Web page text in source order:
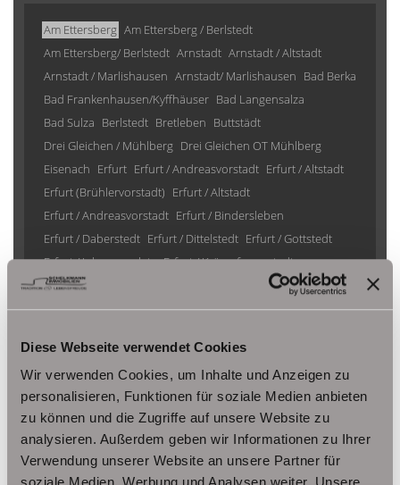
Diese Webseite verwendet Cookies
Wir verwenden Cookies, um Inhalte und Anzeigen zu
personalisieren, Funktionen für soziale Medien anbieten
zu können und die Zugriffe auf unsere Website zu
analysieren. Außerdem geben wir Informationen zu Ihrer
Verwendung unserer Website an unsere Partner für
Am Ettersberg Am Ettersberg / Berlstedt
Am Ettersberg/ Berlstedt Arnstadt Arnstadt / Altstadt
Arnstadt / Marlishausen Arnstadt/ Marlishausen Bad Berka
Bad Frankenhausen/Kyffhäuser Bad Langensalza
Bad Sulza Berlstedt Bretleben Buttstädt
Drei Gleichen / Mühlberg Drei Gleichen OT Mühlberg
Eisenach Erfurt Erfurt / Andreasvorstadt Erfurt / Altstadt
Erfurt (Brühlervorstadt) Erfurt / Altstadt
Erfurt / Andreasvorstadt Erfurt / Bindersleben
Erfurt / Daberstedt Erfurt / Dittelstedt Erfurt / Gottstedt
Erfurt / Johannesplatz Erfurt / Krämpfervorstadt
Erfurt / Löbervorstadt
Erfurt / Molsdorf Erfurt / Möbisburg-Rhoda
Erfurt /Andreasvorstadt Erfurt/ Frienstedt
Erfurt/ Johannesvorstadt Erfurt/ Niedernissa
Erfurt/ Salomonsborn Erfurt/ Vieselbach
Gotha
Grammetal Großheringen Gräfenhain/ Ohrdruf Haina
Herbsleben Ichtershausen Kleinmölsen
Kutzleben / Lützensömmern